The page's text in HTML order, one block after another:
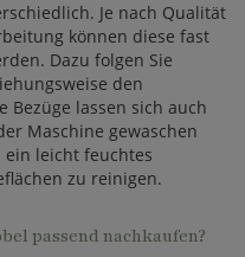
Je nach Qualität
können diese fast
Dazu folgen Sie
den
Bezüge lassen sich auch
Maschine gewaschen
leicht feuchtes
zu reinigen.
passend nachkaufen?